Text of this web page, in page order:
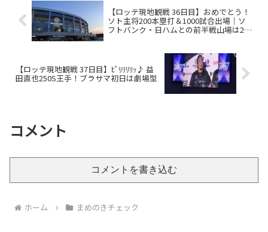
【ロッテ現地観戦 36日目】おめでとう！
ソト主将200本塁打＆1000試合出場｜ソ
フトバンク・日ハムとの前半戦山場は2勝
【ロッテ現地観戦 37日目】ﾋﾟﾘﾘﾘﾘｯ♪ 益
田直也250S王手！ブラサマ初日は劇場型
コメント
コメントを書き込む
ホーム まめのきチェック